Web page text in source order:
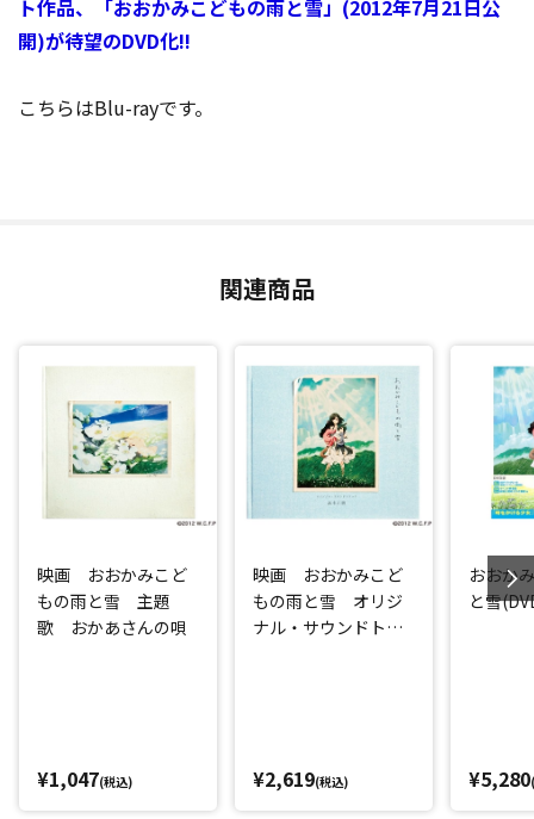
ト作品、「おおかみこどもの雨と雪」(2012年7月21日公
開)が待望のDVD化!!
こちらはBlu-rayです。
関連商品
映画 おおかみこど
もの雨と雪 主題
歌 おかあさんの唄
¥1,047(税込)
映画 おおかみこど
もの雨と雪 オリジ
ナル・サウンドトラ
¥2,619(税込)
おおか
と雪
¥5,280